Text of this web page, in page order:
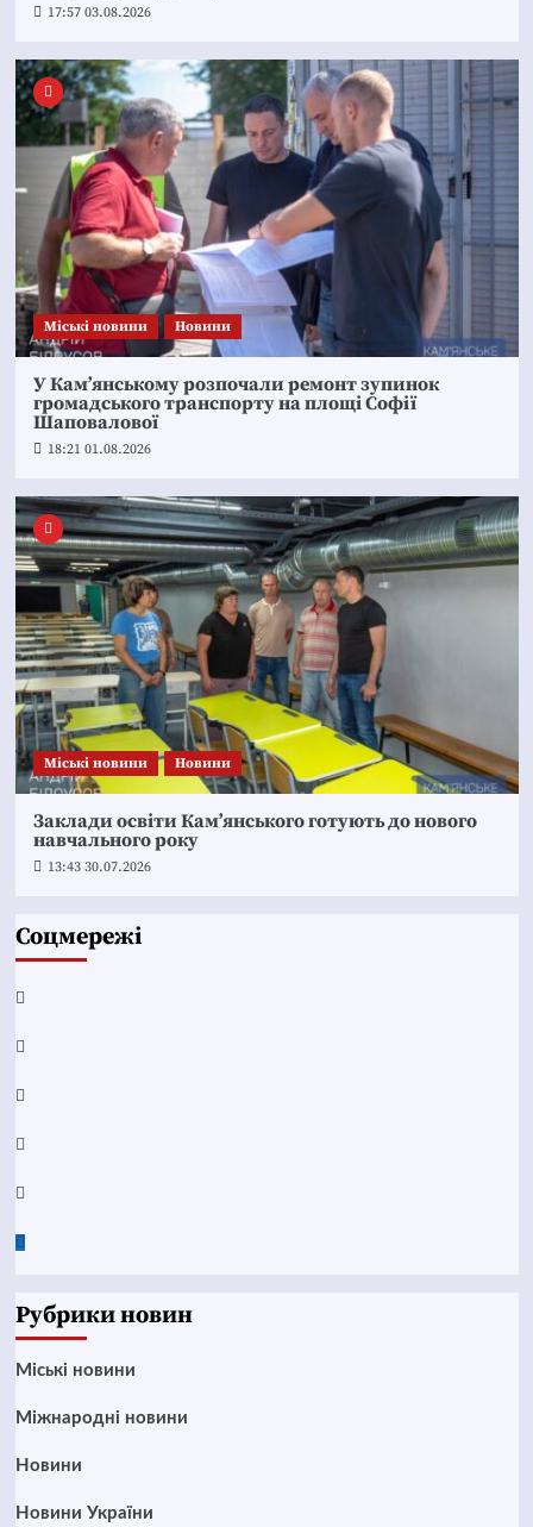
17:57 03.08.2026
Mіські новини Новини
У Кам’янському розпочали ремонт зупинок
громадського транспорту на площі Софії
Шаповалової
18:21 01.08.2026
Mіські новини Новини
Заклади освіти Кам’янського готують до нового
навчального року
13:43 30.07.2026
Соцмережі
Facebook
YouTube
Telegram
Instagram
Twitter
Google
Рубрики новин
Mіські новини
Міжнародні новини
Новини
Новини України